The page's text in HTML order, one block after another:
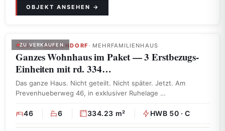
ZU VERKAUFEN
GRAZ – WALTENDORF · MEHRFAMILIENHAUS
Ganzes Wohnhaus im Paket — 3 Erstbezugs-
Einheiten mit rd. 334…
Das ganze Haus. Nicht geteilt. Nicht später. Jetzt. Am
Prevenhueberweg 46, in exklusiver Ruhelage …
46 6 334.23 m² HWB 50 · C